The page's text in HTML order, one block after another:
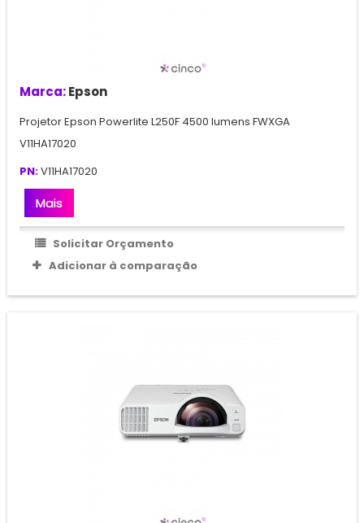
Marca:Epson
Projetor Epson Powerlite L250F 4500 lumens FWXGA
V11HA17020
PN:V11HA17020
Mais
Solicitar Orçamento
Adicionar à comparação